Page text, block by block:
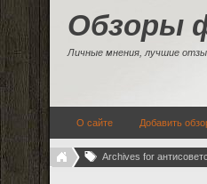
Обзоры
Личные мнения, лучшие
О сайте Добавить
Archives for